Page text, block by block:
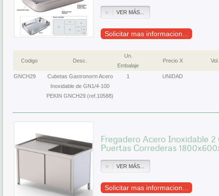
VER MÁS...
Solicitar mas informacion...
Codigo Desc.
Un.
Embalaje
Precio X Vol.
GNCH29
Cubetas Gastronorm Acero
Inoxidable de GN1/4-100
PEKIN GNCH29 (ref.10588)
1 UNIDAD
Fregadero Acero Inoxidable
Puertas Correderas
VER MÁS...
Solicitar mas informacion...